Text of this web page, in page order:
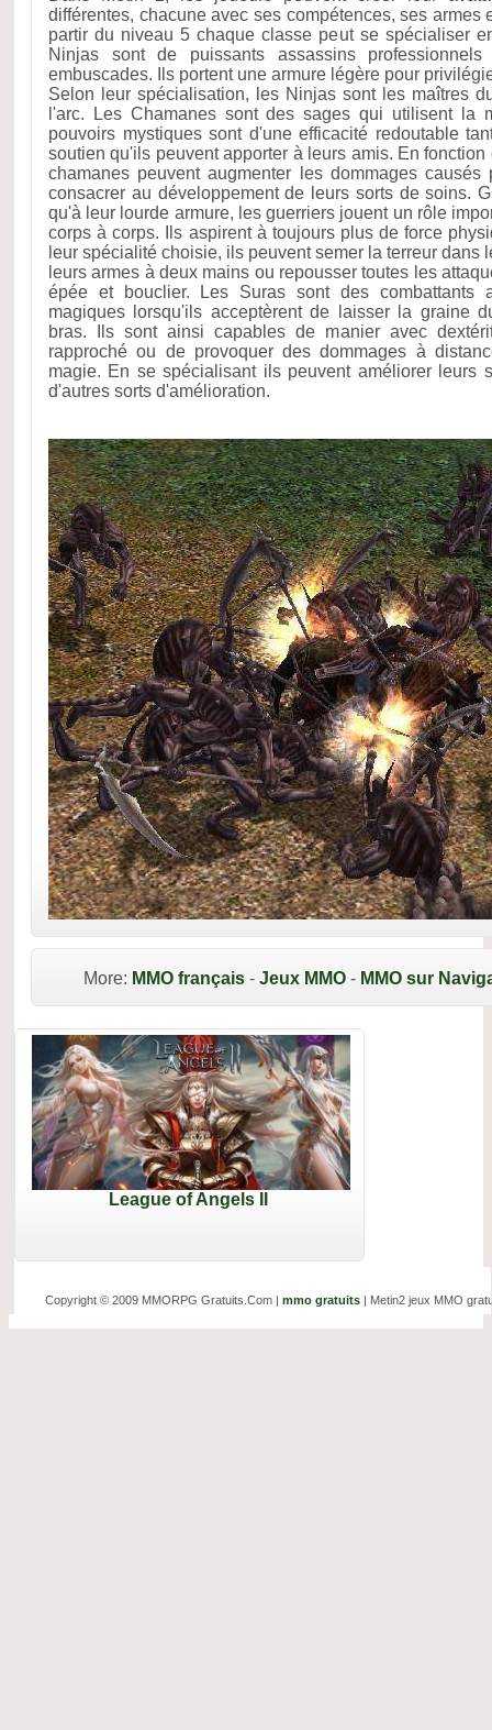
différentes, chacune avec ses compétences, ses armes
partir du niveau 5 chaque classe peut se spécialiser
Ninjas sont de puissants assassins
embuscades. Ils portent une armure légère pour
Selon leur spécialisation, les Ninjas sont les maîtres
l'arc. Les Chamanes sont des sages qui utilisent la
pouvoirs mystiques sont d'une efficacité redoutable
soutien qu'ils peuvent apporter à leurs amis. En
chamanes peuvent augmenter les dommages
consacrer au développement de leurs sorts de soins.
qu'à leur lourde armure, les guerriers jouent un rôle
corps à corps. Ils aspirent à toujours plus de force
leur spécialité choisie, ils peuvent semer la terreur dans
leurs armes à deux mains ou repousser toutes les
épée et bouclier. Les Suras sont des combattants
magiques lorsqu'ils acceptèrent de laisser la graine
bras. Ils sont ainsi capables de manier avec
rapproché ou de provoquer des dommages à
magie. En se spécialisant ils peuvent améliorer leurs
d'autres sorts d'amélioration.
More: MMO français - Jeux MMO - MMO sur
League of Angels II
Copyright © 2009 MMORPG Gratuits.Com | mmo gratuits | Metin2 jeux MMO